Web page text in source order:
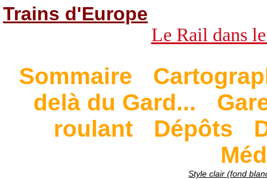
Trains d'Europe
Le Rail dans
Sommaire
delà du Gard...
roulant
Dépôts
Style clair (fond